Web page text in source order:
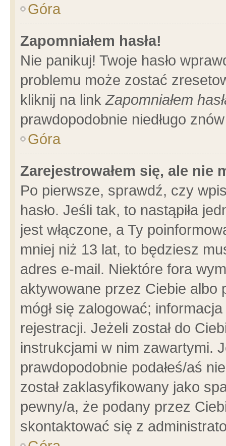
Góra
Zapomniałem hasła!
Nie panikuj! Twoje hasło
problemu może zostać
kliknij na linkZapomniałem
prawdopodobnie niedługo
Góra
Zarejestrowałem się, ale nie
Po pierwsze, sprawdź, czy
hasło. Jeśli tak, to nastąpiła
jest włączone, a Ty
mniej niż 13 lat, to będziesz
adres e-mail. Niektóre fora
aktywowane przez Ciebie albo
mógł się zalogować;
rejestracji. Jeżeli został do
instrukcjami w nim zawartymi.
prawdopodobnie podałeś/aś
został zaklasyfikowany jako
pewny/a, że podany przez
skontaktować się z